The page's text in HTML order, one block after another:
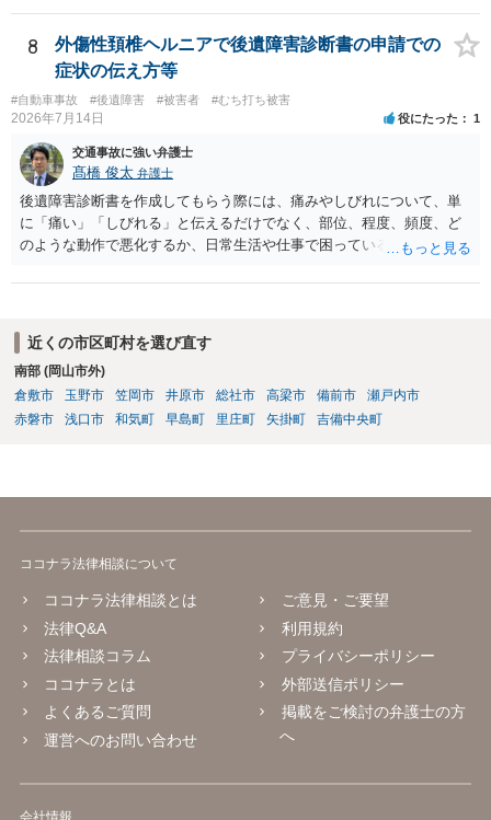
離れる」→「コンビニで駐車」→「しばらく待機」→「徒歩で現場に
戻る→誰もいないから警察に連絡しないで帰る」という流れの中で，
事故を起こした認識があるから現場に戻っているはずなのに，どうし
て警察に連絡しないのだろうという話になっているのだと思います。
そして，捜査機関としては，解離性健忘の影響で報告できなかった事
情が見当たらないのだと思います。このような点を意識された上で，
警察の方に事実を理解してもらえるように説明することが，相談者の
認識に沿った解決につながるように思います。 警察からすると，事故
の現場から離れて様子を窺い、事故として取り扱われているかいない
かを確認して，警察がきていないから事故が発生していないことで済
ませればいいだろうと思って報告しなかったのではないかと疑ってい
るのだと思います。不救護・不申告の方が，事故後に現場に戻る話
8
外傷性頚椎ヘルニアで後遺障害診断書の申請での
症状の伝え方等
#自動車事故 #後遺障害 #被害者 #むち打ち被害
2026年7月14日 役にたった 1
交通事故に強い弁護士
髙橋 俊太 弁護士
後遺障害診断書を作成してもらう際には、痛みやしびれについて、単
に「痛い」「しびれる」と伝えるだけでなく、部位、程度、頻度、ど
のような動作で悪化するか、日常生活や仕事で困っていることを具体
に痛みが出る、長時間座れない、物を持つと痛い、夜間痛がある、な
日頃と考えられます。ただし、症状固定日は機械的に６か月で決まる
ものではなく、治療経過や主治医の判断によります。初診日が２月２
日であったことも含め、主治医と相談した方がよいでしょう。 症状固
定後も、痛みが残っていれば通院自体は可能です。ただし、症状固定
後の治療費は、相手方保険会社から支払われない扱いになるので、健
知覚検査、可動域検査などの要否を医師が判断することになります。
見、画像所見、症状の一貫性が重要になります。不安であれば、受診
前に症状の経過や現在困っていることをメモにまとめ、主治医に簡潔
るべき症状や記載内容について弁護士に相談等することをお勧めいた
します。
近くの市区町村を選び直す
南部 (岡山市外)
倉敷市
玉野市 笠岡市 井原市 総社市 高梁市 備前市
瀬戸内市
赤磐市
浅口市 和気町 早島町 里庄町 矢掛町 吉備中央町
ココナラ法律相談について
ココナラ法律相談とは
法律Q&A
法律相談コラム
ココナラとは
よくあるご質問
運営へのお問い合わせ
ご意見・ご要望
利用規約
プライバシーポリシー
外部送信ポリシー
掲載をご検討の弁護士の方
へ
会社情報